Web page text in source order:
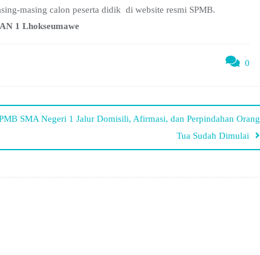
masing calon peserta didik di website resmi SPMB.
1 Lhokseumawe
0
SMA Negeri 1 Jalur Domisili, Afirmasi, dan Perpindahan Orang
Tua Sudah Dimulai